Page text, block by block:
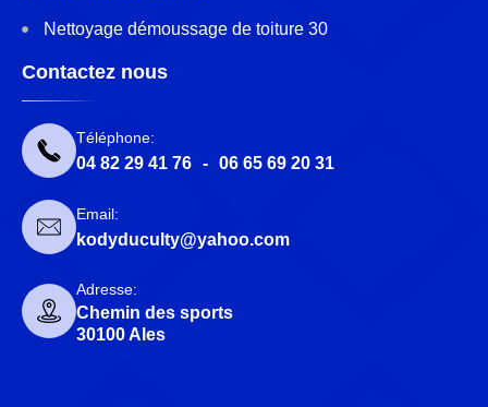
Nettoyage démoussage de toiture 30
Contactez nous
Téléphone:
04 82 29 41 76 - 06 65 69 20 31
Email:
kodyduculty@yahoo.com
Adresse:
Chemin des sports
30100 Ales